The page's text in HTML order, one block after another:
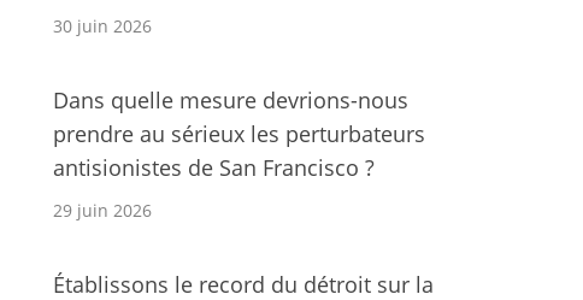
30 juin 2026
Dans quelle mesure devrions-nous
prendre au sérieux les perturbateurs
antisionistes de San Francisco ?
29 juin 2026
Établissons le record du détroit sur la